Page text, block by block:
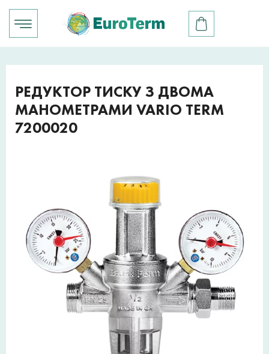
РЕДУКТОР ТИСКУ З ДВОМА
МАНОМЕТРАМИ VARIO TERM
7200020